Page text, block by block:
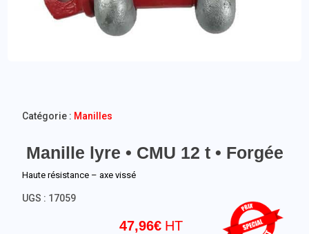
Manille lyre • CMU 12 t • Forgée
47,96€
Haute résistance – axe vissé
UGS : 17059
Catégorie : Manilles